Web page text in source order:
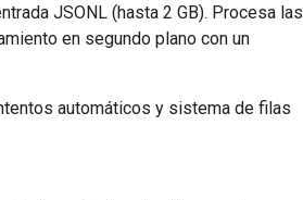
JSONL (hasta 2 GB). Procesa las
en segundo plano con un
automáticos y sistema de filas